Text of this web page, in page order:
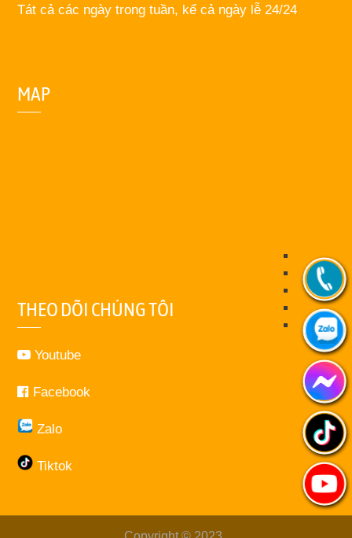
Tát cả các ngày trong tuần, kể cả ngày lễ 24/24
MAP
THEO DÕI CHÚNG TÔI
Youtube
Facebook
Zalo
Tiktok